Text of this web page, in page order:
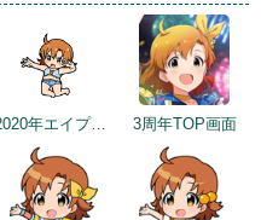
年エイプリルフールネタ 3周年TOP画面